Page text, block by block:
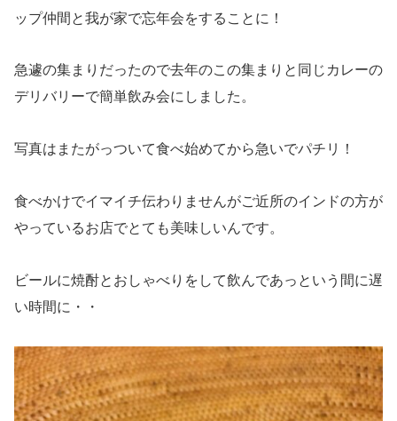
ップ仲間と我が家で忘年会をすることに！
急遽の集まりだったので去年のこの集まりと同じカレーの
デリバリーで簡単飲み会にしました。
写真はまたがっついて食べ始めてから急いでパチリ！
食べかけでイマイチ伝わりませんがご近所のインドの方が
やっているお店でとても美味しいんです。
ビールに焼酎とおしゃべりをして飲んであっという間に遅
い時間に・・